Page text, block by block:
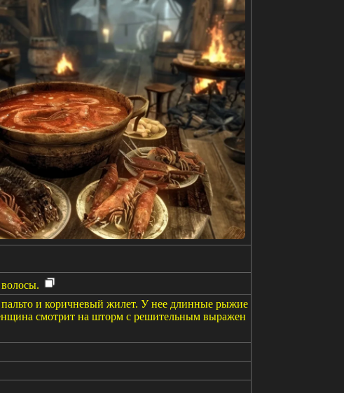
пальто и коричневый жилет. У нее длинные рыжие
смотрит на шторм с решительным выражен